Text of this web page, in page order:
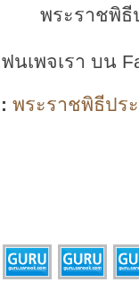
พระราชพิธี
นเพจเรา บน
พระราชพิธีปร